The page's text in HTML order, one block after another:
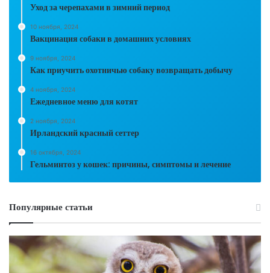
Уход за черепахами в зимний период
10 ноября, 2024
Вакцинация собаки в домашних условиях
9 ноября, 2024
Как приучить охотничью собаку возвращать добычу
4 ноября, 2024
Ежедневное меню для котят
2 ноября, 2024
Ирландский красный сеттер
16 октября, 2024
Гельминтоз у кошек: причины, симптомы и лечение
Популярные статьи